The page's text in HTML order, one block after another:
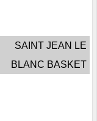
SAINT JEAN LE
BLANC BASKET